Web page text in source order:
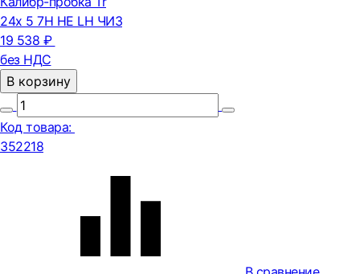
24х 5 7H НЕ LH ЧИЗ
19 538 ₽
без НДС
В корзину
Код товара:
352218